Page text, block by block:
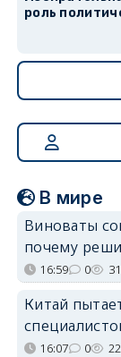
роль
В мире
Виноваты
почему
16:59 0
Китай
16:07 0